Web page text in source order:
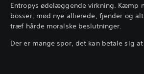
Entropys ødelæggende virkning. Kæmp
bosser, mød nye allierede, fjender og
træf hårde moralske beslutninger.
Der er mange spor, det kan betale sig